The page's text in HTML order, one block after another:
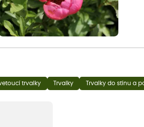
trvalky Trvalky Trvalky do stínu a